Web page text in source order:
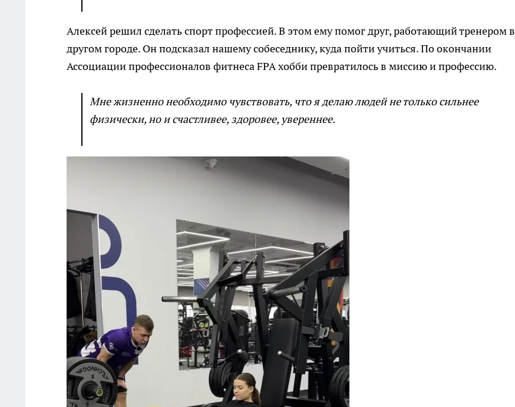
Алексей решил сделать спорт профессией. В этом ему помог друг, работающий тренером в
другом городе. Он подсказал нашему собеседнику, куда пойти учиться. По окончании
Ассоциации профессионалов фитнеса FPA хобби превратилось в миссию и профессию.
Мне жизненно необходимо чувствовать, что я делаю людей не только сильнее
физически, но и счастливее, здоровее, увереннее.